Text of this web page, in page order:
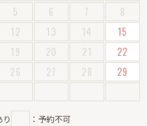
5 6 7
8
12 13 14
15
19 20 21
22
26 27 28
29
り ：予約不可